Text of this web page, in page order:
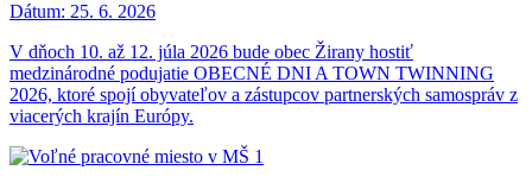
Dátum: 25. 6. 2026
V dňoch 10. až 12. júla 2026 bude obec Žirany hostiť
medzinárodné podujatie OBECNÉ DNI A TOWN TWINNING
2026, ktoré spojí obyvateľov a zástupcov partnerských samospráv z
viacerých krajín Európy.